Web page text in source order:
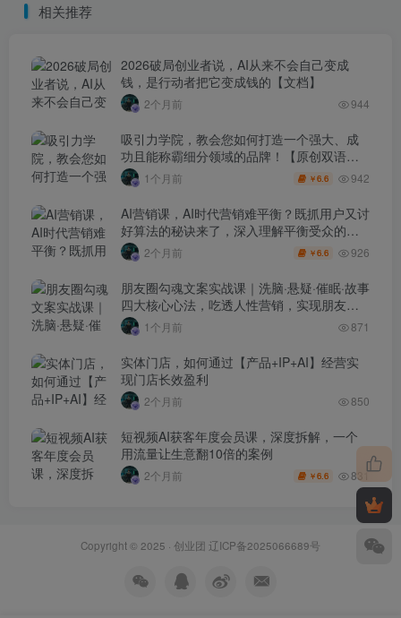
相关推荐
2026破局创业者说，AI从来不会自己变成
钱，是行动者把它变成钱的【文档】
2个月前 944
吸引力学院，教会您如何打造一个强大、成
功且能称霸细分领域的品牌！【原创双语字
幕】 1个月前 ￥6.6 942
AI营销课，AI时代营销难平衡？既抓用户又讨
好算法的秘诀来了，深入理解平衡受众的需
求【原创双语字幕】
2个月前 ￥6.6 926
朋友圈勾魂文案实战课｜洗脑·悬疑·催眠·故事
四大核心心法，吃透人性营销，实现朋友圈
不销而售被动成交
1个月前 871
实体门店，如何通过【产品+IP+AI】经营实
现门店长效盈利
2个月前 850
短视频AI获客年度会员课，深度拆解，一个
用流量让生意翻10倍的案例
2个月前 ￥6.6 831
Copyright © 2025 · 创业团 辽ICP备2025066689号